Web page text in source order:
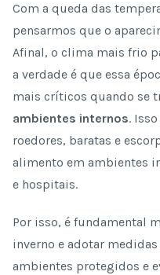
Com a queda das
pensarmos que o
Afinal, o clima mais frio
a verdade é que essa
mais críticos quando se
ambientes internos.
roedores, baratas e
alimento em ambientes
e hospitais.
Por isso, é fundamental
inverno e adotar
ambientes protegidos e